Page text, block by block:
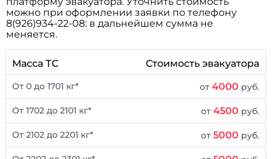
можно при оформлении заявки по телефону
8(926)934-22-08: в дальнейшем сумма не
меняется.
Масса ТС Стоимость эвакуатора
От 0 до 1701 кг* от4000 руб.
От 1702 до 2101 кг* от4500 руб.
От 2102 до 2201 кг* от5000 руб.